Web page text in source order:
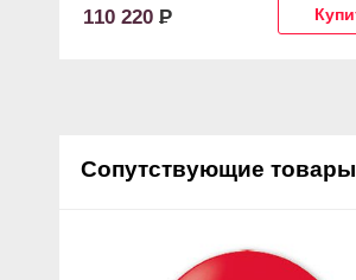
110 220 Р
Сопутствующие товары